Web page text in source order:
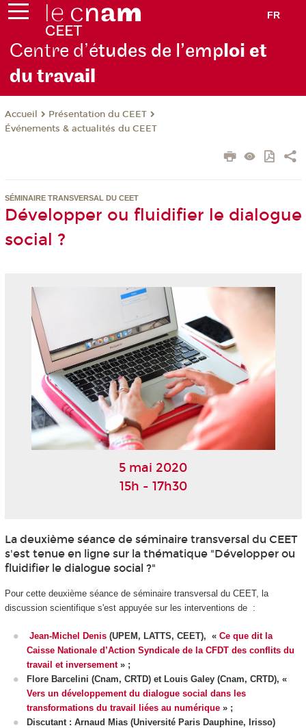
FR
Centre d’études de l’emploi et
du travail
Accueil
Présentation du CEET
Événements & actualités du CEET
SÉMINAIRE TRANSVERSAL DU CEET
Développer ou fluidifier le dialogue
social ?
5 mai 2020
15h - 17h30
La deuxième séance de séminaire transversal du CEET
s'est tenue en ligne sur la thématique "Développer ou
fluidifier le dialogue social ?"
Pour cette deuxième séance de séminaire transversal du CEET, la
discussion scientifique s'est appuyée sur les interventions de :
Jean-Michel Denis (UPEM, LATTS, CEET), « Ce que dit la
Caisse Nationale d’Action Syndicale de la CFDT des conflits du
travail et inversement» ;
Flore Barcelini (Cnam, CRTD) et Louis Galey (Cnam, CRTD), «
Vers un développement du dialogue social dans les
transformations du travail liées au numérique » ;
Discutant : Arnaud Mias (Université Paris Dauphine, Irisso)